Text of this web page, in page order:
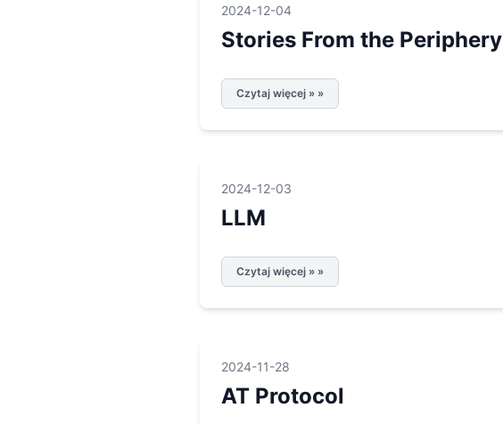
2024-12-04
Stories From the Periphery
Czytaj więcej » »
2024-12-03
LLM
Czytaj więcej » »
2024-11-28
AT Protocol